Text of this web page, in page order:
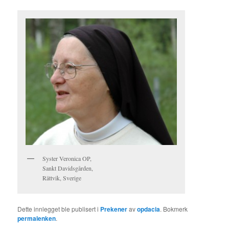
Syster Veronica OP,
Sankt Davidsgården,
Rättvik, Sverige
Dette innlegget ble publisert i Prekeneravopdacia. Bokmerk
permalenken.